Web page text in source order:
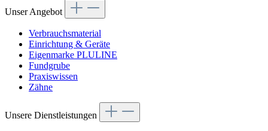
Unser Angebot
Verbrauchsmaterial
Einrichtung & Geräte
Eigenmarke PLULINE
Fundgrube
Praxiswissen
Zähne
Unsere Dienstleistungen